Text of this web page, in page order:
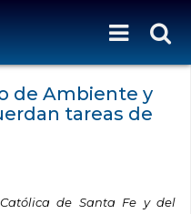
de Ambiente y
tareas de
de Santa Fe y del